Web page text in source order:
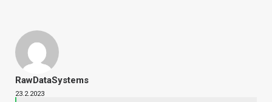
RawDataSystems
23.2.2023